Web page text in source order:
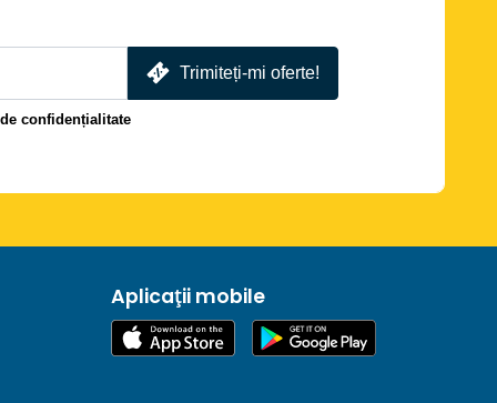
Trimiteți-mi oferte!
confidențialitate
Aplicații mobile